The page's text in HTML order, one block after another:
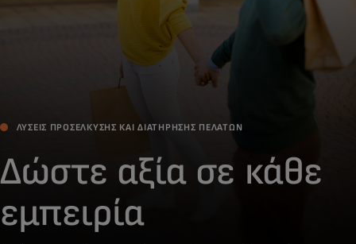
ΛΎΣΕΙΣ ΠΡΟΣΈΛΚΥΣΗΣ ΚΑΙ ΔΙΑΤΉΡΗΣΗΣ ΠΕΛΑΤΏΝ
Δώστε αξία σε κάθε
εμπειρία